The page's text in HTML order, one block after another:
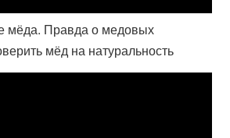
Правда о медовых
мёд на натуральность